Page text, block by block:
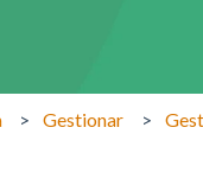
Gestionar